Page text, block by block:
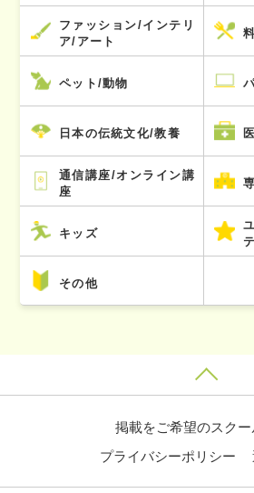
ファッション/インテリ
ア/アート
ペット/動物
日本の伝統文化/教養
通信講座/オンライン講
座
キッズ
その他
掲載をご希望のスクー
プライバシーポリシー